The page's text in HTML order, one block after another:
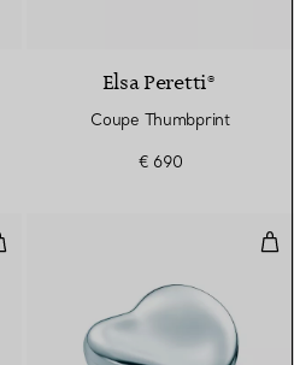
Elsa Peretti®
Coupe Thumbprint
€ 690
Cœur en argent 925